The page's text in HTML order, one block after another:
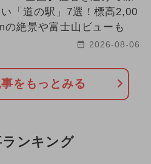
い「道の駅」7選！標高2,00
の絶景や富士山ビューも
2026-08-06
をもっとみる
ンキング